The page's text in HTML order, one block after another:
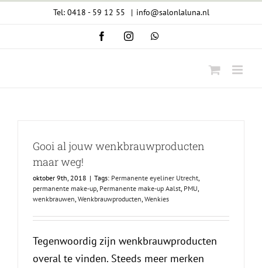
Tel: 0418 - 59 12 55 | info@salonlaluna.nl
FacebookInstagramWhatsApp
Gooi al jouw wenkbrauwproducten
maar weg!
oktober 9th, 2018 | Tags: Permanente eyeliner Utrecht
permanente make-up Permanente make-up Aalst PMU
wenkbrauwen Wenkbrauwproducten Wenkies
Tegenwoordig zijn wenkbrauwproducten
overal te vinden. Steeds meer merken